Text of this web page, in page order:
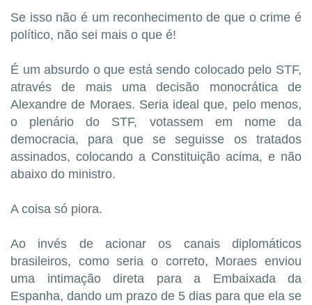
Se isso não é um reconhecimento de que o crime é
político, não sei mais o que é!
É um absurdo o que está sendo colocado pelo STF,
através de mais uma decisão monocrática de
Alexandre de Moraes. Seria ideal que, pelo menos,
o plenário do STF, votassem em nome da
democracia, para que se seguisse os tratados
assinados, colocando a Constituição acima, e não
abaixo do ministro.
A coisa só piora.
Ao invés de acionar os canais diplomáticos
brasileiros, como seria o correto, Moraes enviou
uma intimação direta para a Embaixada da
Espanha, dando um prazo de 5 dias para que ela se